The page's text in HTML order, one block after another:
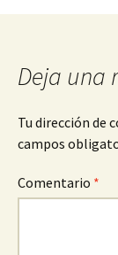
Deja una
Tu dirección de
campos
Comentario *